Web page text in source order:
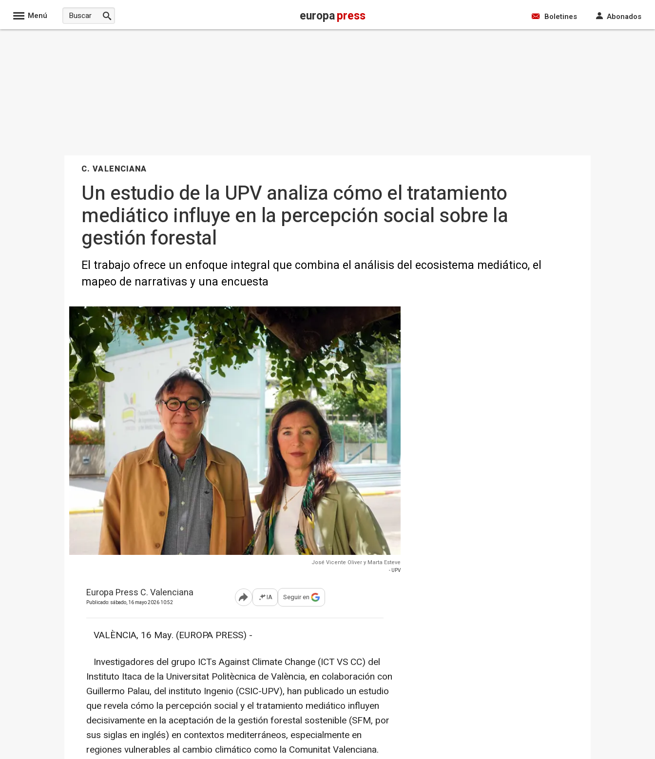
Menú europapress Boletines Abonados
C. VALENCIANA
Un estudio de la UPV analiza cómo el tratamiento
mediático influye en la percepción social sobre la
gestión forestal
El trabajo ofrece un enfoque integral que combina el análisis del ecosistema mediático, el
mapeo de narrativas y una encuesta
José Vicente Oliver y Marta Esteve
- UPV
Europa Press C. Valenciana
Publicado: sábado, 16 mayo 2026 10:52 Abrir opciones para compartir
IA Seguir en
VALÈNCIA, 16 May. (EUROPA PRESS) -
Investigadores del grupo ICTs Against Climate Change (ICT VS CC) del
Instituto Itaca de la Universitat Politècnica de València, en colaboración con
Guillermo Palau, del instituto Ingenio (CSIC-UPV), han publicado un estudio
que revela cómo la percepción social y el tratamiento mediático influyen
decisivamente en la aceptación de la gestión forestal sostenible (SFM, por
sus siglas en inglés) en contextos mediterráneos, especialmente en
regiones vulnerables al cambio climático como la Comunitat Valenciana.